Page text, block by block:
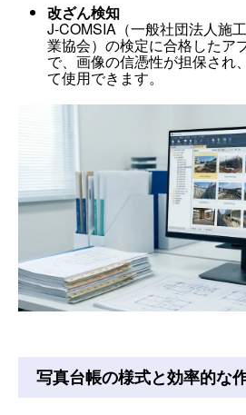
改ざん検知
J-COMSIA（一般社団法人施
業協会）の検定に合格したア
で、画像の信憑性が担保され
て使用できます。
写真台帳の様式と効率的な